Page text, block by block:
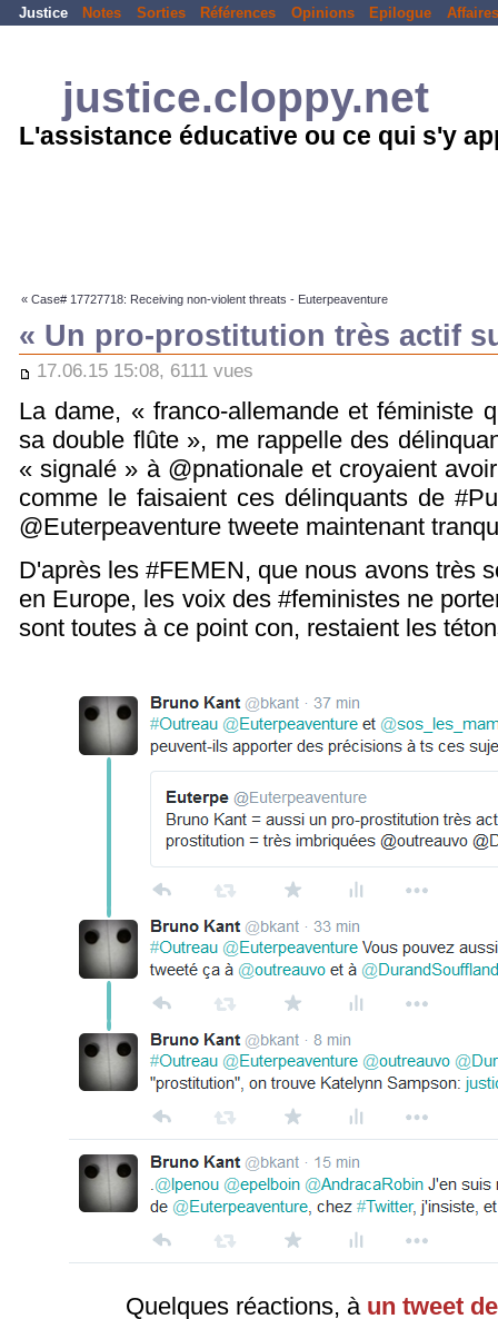
Justice Notes Sorties Références Opinions Epilogue Affaires
justice.cloppy.net
L'assistance éducative ou ce qui s'y
« Case# 17727718: Receiving non-violent threats - Euterpeaventure
« Un pro-prostitution très actif
17.06.15 15:08, 6111 vues
La dame, « franco-allemande et féministe
sa double flûte », me rappelle des
« signalé » à @pnationale et croyaient
comme le faisaient ces délinquants de
@Euterpeaventure tweete maintenant
D'après les #FEMEN, que nous avons très
en Europe, les voix des #feministes ne
sont toutes à ce point con, restaient les
Quelques réactions, à un tweet